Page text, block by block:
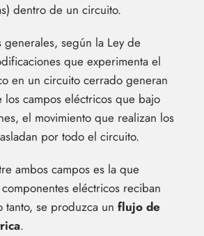
dentro de un circuito.
generales, según la Ley de
que experimenta el
en un circuito cerrado generan
los campos eléctricos que bajo
el movimiento que realizan los
por todo el circuito.
ambos campos es la que
eléctricos reciban
se produzca un flujo de
.